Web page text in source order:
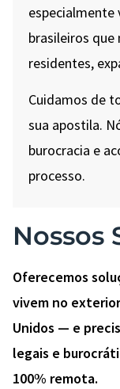
brasileiros
residentes,
Cuidamos de
sua apostila.
burocracia e
processo.
Nossos
Oferecemos
vivem no
Unidos — e
legais e
100% remota.